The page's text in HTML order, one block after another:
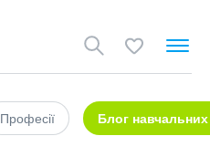
Професії Блог навчальних